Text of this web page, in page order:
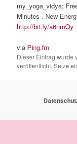
my_yoga_vidya:
Minutes . New
http://bit.ly/a6nmQy
via Ping.fm
Dieser Eintrag wurde
veröffentlicht. Setze